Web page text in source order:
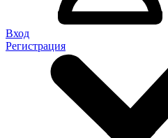
Вход
Регистрация